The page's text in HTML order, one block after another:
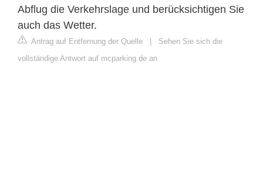
Abflug die Verkehrslage und berücksichtigen Sie
auch das Wetter.
Antrag auf Entfernung der Quelle | Sehen Sie sich die
vollständige Antwort auf mcparking.de an